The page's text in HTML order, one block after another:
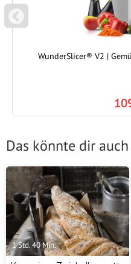
P
REVIOUS
WunderSlicer® V2 |
Das könnte dir
1 Std. 40 Min.